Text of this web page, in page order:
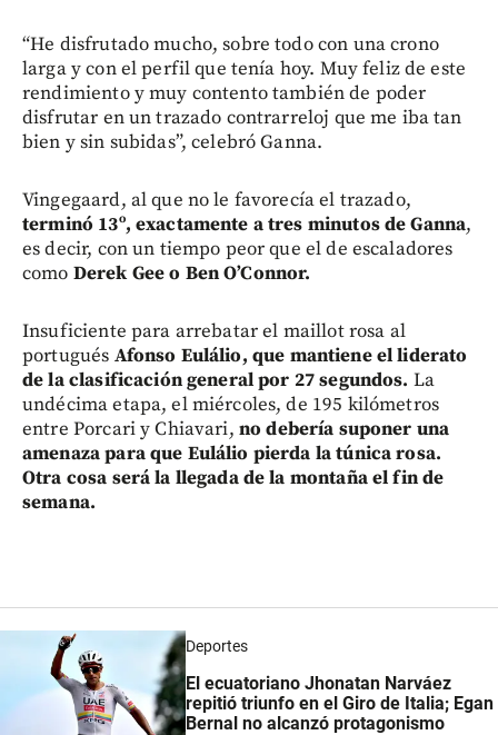
“He disfrutado mucho, sobre todo con una crono
larga y con el perfil que tenía hoy. Muy feliz de este
rendimiento y muy contento también de poder
disfrutar en un trazado contrarreloj que me iba tan
bien y sin subidas”, celebró Ganna.
Vingegaard, al que no le favorecía el trazado,
terminó 13º, exactamente a tres minutos de Ganna,
es decir, con un tiempo peor que el de escaladores
como Derek Gee o Ben O’Connor.
Insuficiente para arrebatar el maillot rosa al
portugués Afonso Eulálio, que mantiene el liderato
de la clasificación general por 27 segundos. La
undécima etapa, el miércoles, de 195 kilómetros
entre Porcari y Chiavari, no debería suponer una
amenaza para que Eulálio pierda la túnica rosa.
Otra cosa será la llegada de la montaña el fin de
semana.
Deportes
El ecuatoriano Jhonatan Narváez
repitió triunfo en el Giro de Italia; Egan
Bernal no alcanzó protagonismo